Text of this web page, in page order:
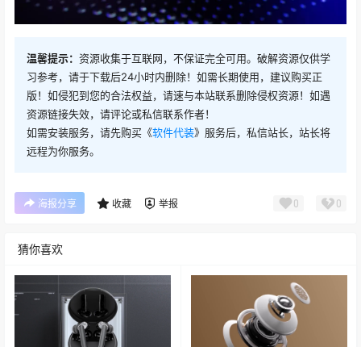
温馨提示： 资源收集于互联网，不保证完全可用。破解资源仅供学
习参考，请于下载后24小时内删除！如需长期使用，建议购买正
版！如侵犯到您的合法权益，请速与本站联系删除侵权资源！如遇
资源链接失效，请评论或私信联系作者！
如需安装服务，请先购买《软件代装》服务后，私信站长，站长将
远程为你服务。
海报分享 收藏 举报 0 0
猜你喜欢